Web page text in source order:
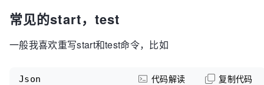
常见的start，test
一般我喜欢重写start和test命令，比如
Json 代码解读 复制代码